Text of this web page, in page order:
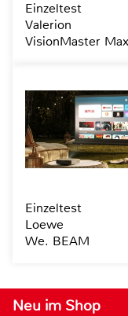
Neu im Shop
Einzeltest
Valerion
VisionMaster Max
Einzeltest
Loewe
We. BEAM